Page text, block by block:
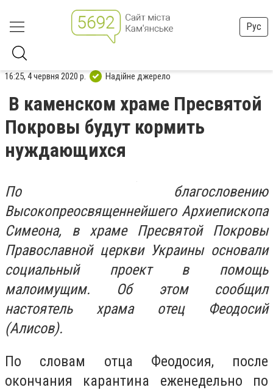
Рус
16:25, 4 червня 2020 р. Надійне джерело
В каменском храме Пресвятой
Покровы будут кормить
нуждающихся
По благословению
Высокопреосвященнейшего Архиепископа
Симеона, в храме Пресвятой Покровы
Православной церкви Украины основали
социальный проект в помощь
малоимущим. Об этом сообщил
настоятель храма отец Феодосий
(Алисов).
По словам отца Феодосия, после
окончания карантина еженедельно по